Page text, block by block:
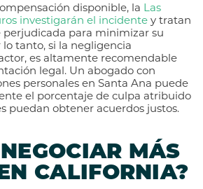
disponible, la Las
investigarán el incidente y tratan
perjudicada para minimizar su
tanto, si la negligencia
es altamente recomendable
legal. Un abogado con
personales en Santa Ana puede
el porcentaje de culpa atribuido
puedan obtener acuerdos justos.
MÁS
CALIFORNIA?